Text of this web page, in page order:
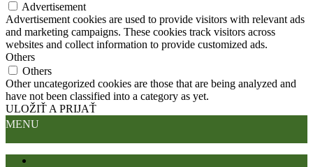
Advertisement
Advertisement cookies are used to provide visitors with relevant ads
and marketing campaigns. These cookies track visitors across
websites and collect information to provide customized ads.
Others
Others
Other uncategorized cookies are those that are being analyzed and
have not been classified into a category as yet.
ULOŽIŤ A PRIJAŤ
MENU